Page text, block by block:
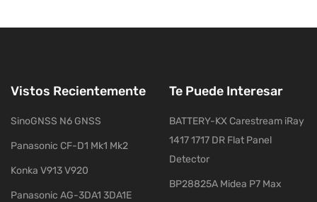
Vistos Recientemente
SinoGNSS N6 GNSS
Panasonic CF-D1 Mk1 Mk2
Konka V913 V920
Panasonic AG-3DA1 3DA1E
Te Puede Interesar
BATTERY-KX Carestream iRay
1417 1717 DR Flat Panel
Detector
BP28825A Midea P7 Max